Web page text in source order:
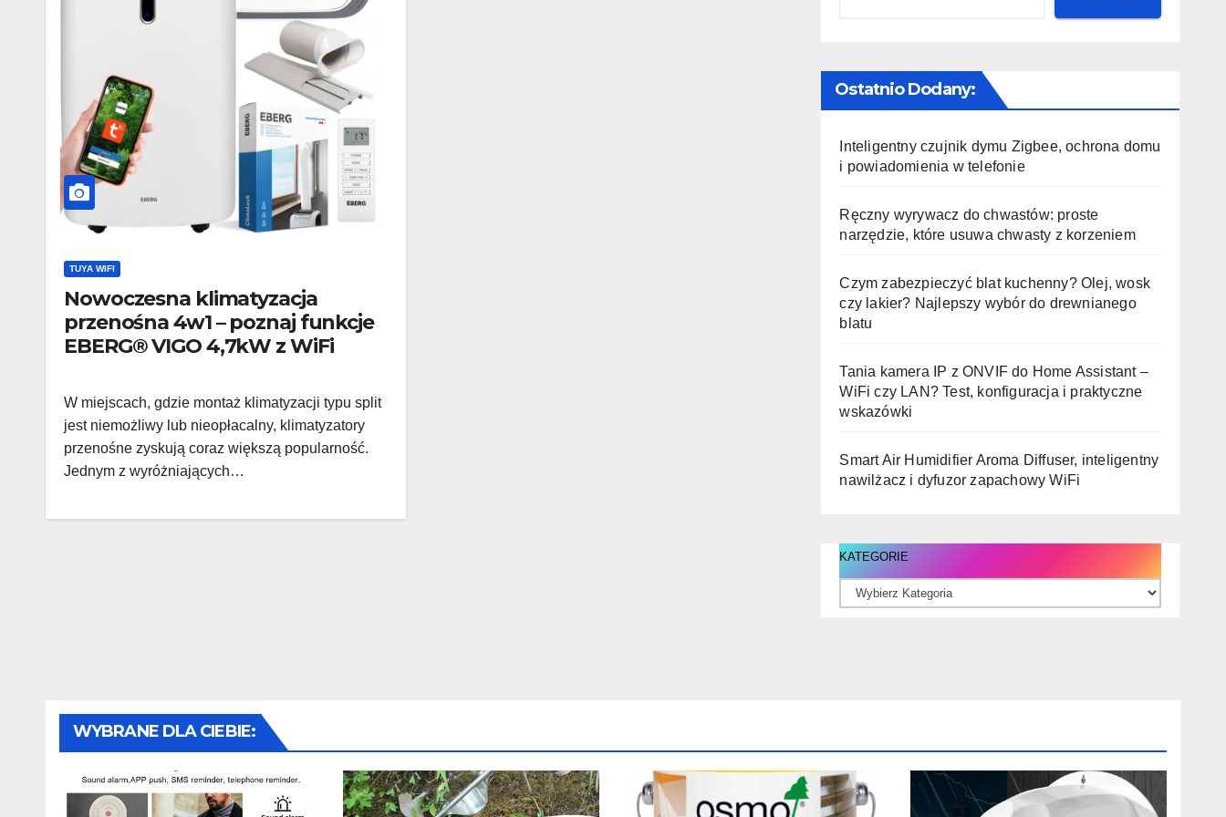
TUYA WIFI
Nowoczesna klimatyzacja
przenośna 4w1 – poznaj funkcje
EBERG® VIGO 4,7kW z WiFi
W miejscach, gdzie montaż klimatyzacji typu split
jest niemożliwy lub nieopłacalny, klimatyzatory
przenośne zyskują coraz większą popularność.
Jednym z wyróżniających…
Ostatnio Dodany:
Inteligentny czujnik dymu Zigbee, ochrona domu
i powiadomienia w telefonie
Ręczny wyrywacz do chwastów: proste
narzędzie, które usuwa chwasty z korzeniem
Czym zabezpieczyć blat kuchenny? Olej, wosk
czy lakier? Najlepszy wybór do drewnianego
blatu
Tania kamera IP z ONVIF do Home Assistant –
WiFi czy LAN? Test, konfiguracja i praktyczne
wskazówki
Smart Air Humidifier Aroma Diffuser, inteligentny
nawilżacz i dyfuzor zapachowy WiFi
KATEGORIE
WYBRANE DLA CIEBIE: